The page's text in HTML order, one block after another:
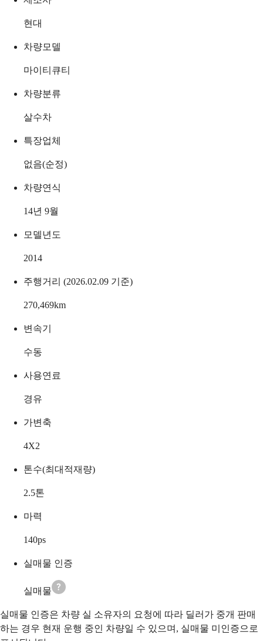
현대
차량모델
마이티큐티
차량분류
살수차
특장업체
없음(순정)
차량연식
14년 9월
모델년도
2014
주행거리 (2026.02.09 기준)
270,469km
변속기
수동
사용연료
경유
가변축
4X2
톤수(최대적재량)
2.5톤
마력
140ps
실매물 인증
실매물
실매물 인증은 차량 실 소유자의 요청에 따라 딜러가 중개 판매
하는 경우 현재 운행 중인 차량일 수 있으며, 실매물 미인증으로